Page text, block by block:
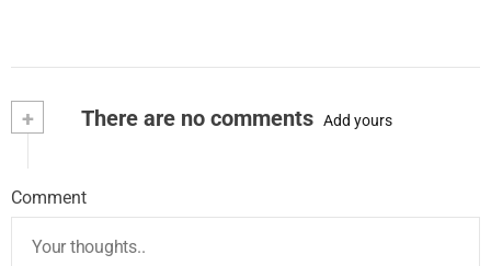
+ There are no comments Add yours
Comment